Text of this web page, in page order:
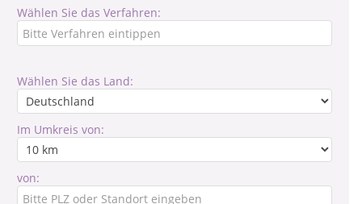
Wählen Sie das Verfahren:
Wählen Sie das Land:
Im Umkreis von:
von: